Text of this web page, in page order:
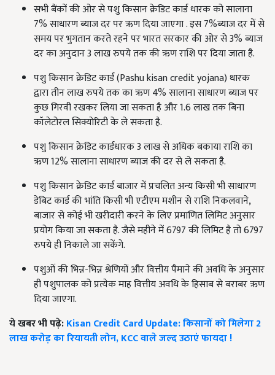
सभी बैंकों की ओर से पशु किसान क्रेडिट कार्ड धारक को सालाना
7% साधारण ब्याज दर पर ऋण दिया जाएगा . इस 7%ब्याज दर में से
समय पर भुगतान करते रहने पर भारत सरकार की ओर से 3% ब्याज
दर का अनुदान 3 लाख रुपये तक की ऋण राशि पर दिया जाता है.
पशु किसान क्रेडिट कार्ड (Pashu kisan credit yojana) धारक
द्वारा तीन लाख रुपये तक का ऋण 4% सालाना साधारण ब्याज पर
कुछ गिरवी रखकर लिया जा सकता है और 1.6 लाख तक बिना
कॉलेटोरल सिक्योरिटी के ले सकता है.
पशु किसान क्रेडिट कार्डधारक 3 लाख से अधिक बकाया राशि का
ऋण 12% सालाना साधारण ब्याज की दर से ले सकता है.
पशु किसान क्रेडिट कार्ड बाजार में प्रचलित अन्य किसी भी साधारण
डेबिट कार्ड की भांति किसी भी एटीएम मशीन से राशि निकलवाने,
बाजार से कोई भी खरीदारी करने के लिए प्रमाणित लिमिट अनुसार
प्रयोग किया जा सकता है. जैसे महीने में 6797 की लिमिट है तो 6797
रुपये ही निकाले जा सकेंगे.
पशुओं की भिन्न-भिन्न श्रेणियों और वित्तीय पैमाने की अवधि के अनुसार
ही पशुपालक को प्रत्येक माह वित्तीय अवधि के हिसाब से बराबर ऋण
दिया जाएगा.
ये खबर भी पढ़े:Kisan Credit Card Update: किसानों को मिलेगा 2
लाख करोड़ का रियायती लोन, KCC वाले जल्द उठाएं फायदा !